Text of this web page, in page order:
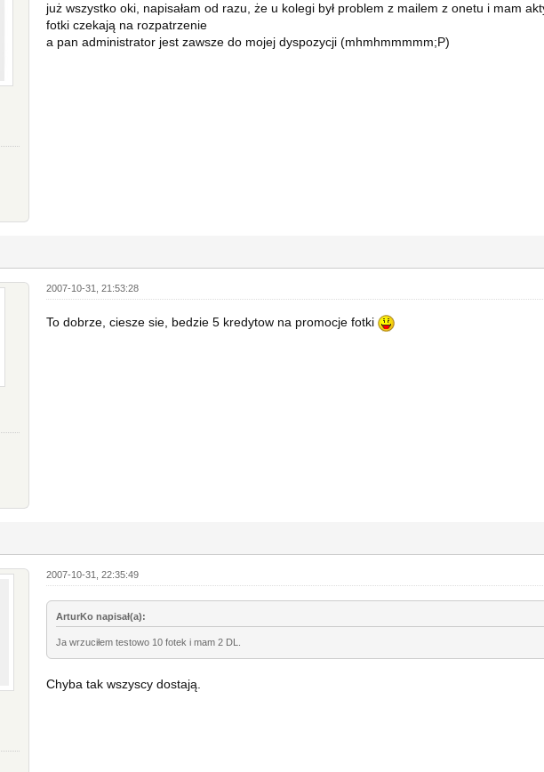
już wszystko oki, napisałam od razu, że u kolegi był problem z mailem z onetu i mam
fotki czekają na rozpatrzenie
a pan administrator jest zawsze do mojej dyspozycji (mhmhmmmmm;P)
2007-10-31, 21:53:28
To dobrze, ciesze sie, bedzie 5 kredytow na promocje fotki
2007-10-31, 22:35:49
ArturKo napisał(a):
Ja wrzuciłem testowo 10 fotek i mam 2 DL.
Chyba tak wszyscy dostają.